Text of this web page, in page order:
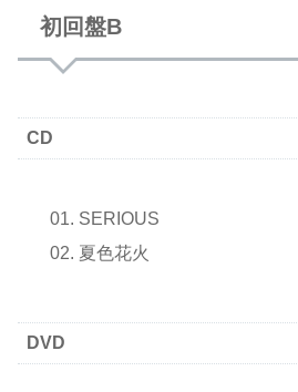
初回盤B
CD
SERIOUS
夏色花火
DVD